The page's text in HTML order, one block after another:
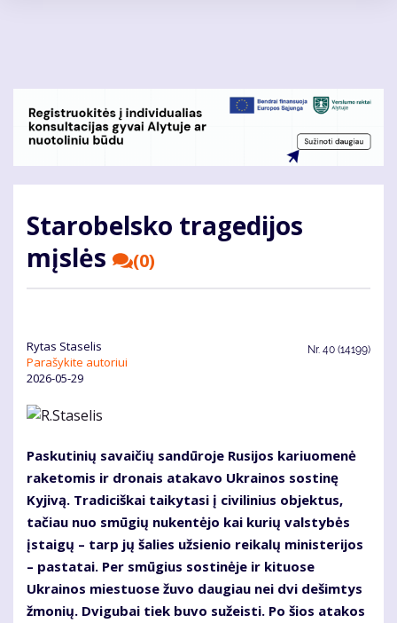
Starobelsko tragedijos
mįslės
(0)
Ry­tas Sta­se­lis
Parašykite autoriui
2026-05-29
Nr. 40 (14199)
Paskutinių savaičių sandūroje Rusijos kariuomenė
raketomis ir dronais atakavo Ukrainos sostinę
Kyjivą. Tradiciškai taikytasi į civilinius objektus,
tačiau nuo smūgių nukentėjo kai kurių valstybės
įstaigų – tarp jų šalies užsienio reikalų ministerijos
– pastatai. Per smūgius sostinėje ir kituose
Ukrainos miestuose žuvo daugiau nei dvi dešimtys
žmonių. Dvigubai tiek buvo sužeisti. Po šios atakos